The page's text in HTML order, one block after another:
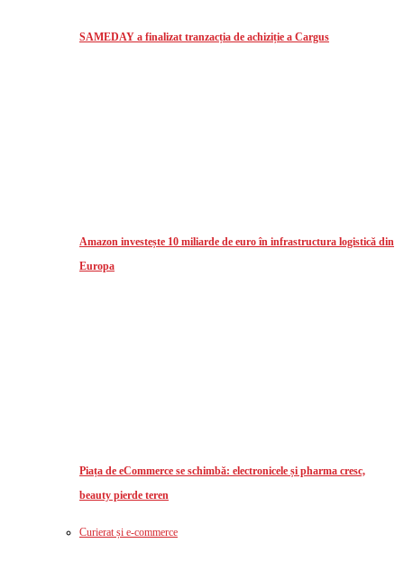
SAMEDAY a finalizat tranzacția de achiziție a Cargus
Amazon investește 10 miliarde de euro în infrastructura logistică din
Europa
Piața de eCommerce se schimbă: electronicele și pharma cresc,
beauty pierde teren
Curierat și e-commerce